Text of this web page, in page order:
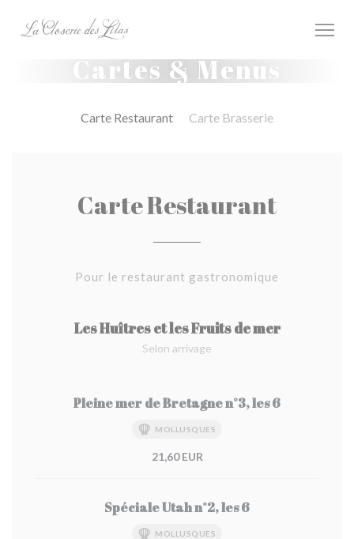
Cartes & Menus
Carte Restaurant Carte Brasserie
Carte Restaurant
Pour le restaurant gastronomique
Les Huîtres et les Fruits de mer
Selon arrivage
Pleine mer de Bretagne n°3, les 6
MOLLUSQUES
21,60 EUR
Spéciale Utah n°2, les 6
MOLLUSQUES